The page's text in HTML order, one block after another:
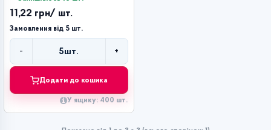
11,22 грн/ шт.
Замовлення від 5 шт.
- 5шт. +
Додати до кошика
У ящику: 400 шт.